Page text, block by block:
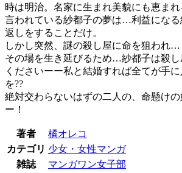
時は明治。名家に生まれ美貌にも恵ま
言われている紗都子の夢は…利益になる
返しをすることだけ。
しかし突然、謎の殺し屋に命を狙われ…
その場を生き延びるため…紗都子は殺し
くださいーー私と結婚すれば全てが手
を??
絶対交わらないはずの二人の、命懸け
ー！
著者
橘オレコ
カテゴリ 少女・女性マンガ
雑誌
マンガワン女子部